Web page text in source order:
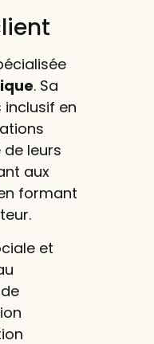
. Sa
inclusif en
leurs
aux
formant
et